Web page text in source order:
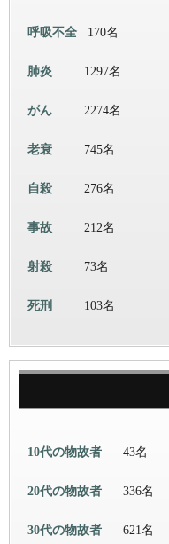
呼吸不全 170名
肺炎 1297名
がん 2274名
老衰 745名
自殺 276名
事故 212名
射殺 73名
死刑 103名
10代の物故者 43名
20代の物故者 336名
30代の物故者 621名